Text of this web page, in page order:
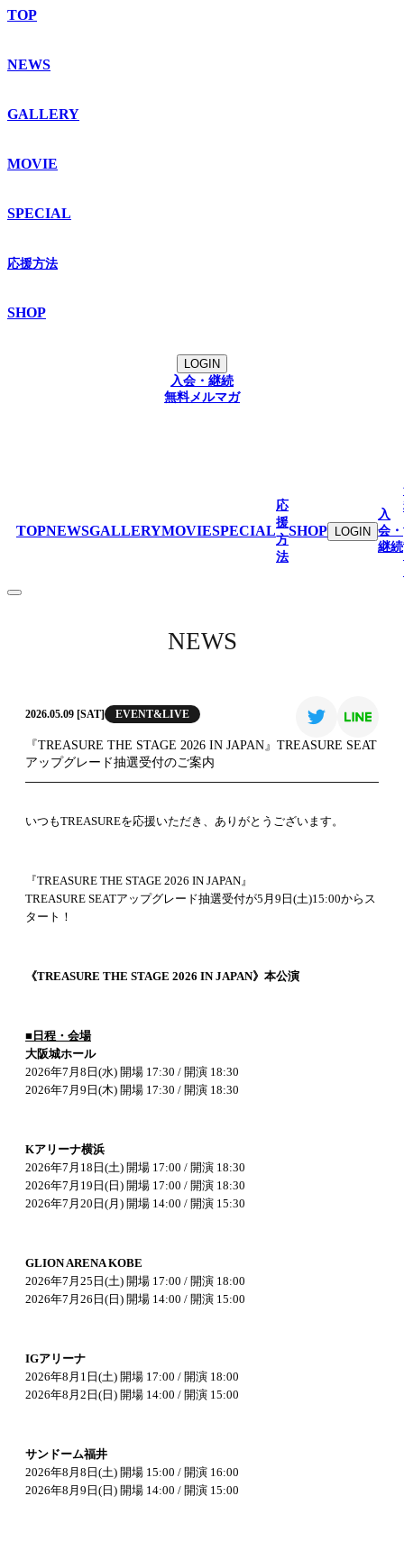
TOP
NEWS
GALLERY
MOVIE
SPECIAL
応援方法
SHOP
LOGIN
入会・継続
無料メルマガ
TOPNEWSGALLERYMOVIESPECIAL
応
援
方
法
SHOP LOGIN
入
会・
継続
NEWS
2026.05.09 [SAT] EVENT&LIVE
『TREASURE THE STAGE 2026 IN JAPAN』TREASURE SEAT
アップグレード抽選受付のご案内
いつもTREASUREを応援いただき、ありがとうございます。
『TREASURE THE STAGE 2026 IN JAPAN』
TREASURE SEATアップグレード抽選受付が5月9日(土)15:00からス
タート！
《TREASURE THE STAGE 2026 IN JAPAN》本公演
■日程・会場
大阪城ホール
2026年7月8日(水) 開場 17:30 / 開演 18:30
2026年7月9日(木) 開場 17:30 / 開演 18:30
Kアリーナ横浜
2026年7月18日(土) 開場 17:00 / 開演 18:30
2026年7月19日(日) 開場 17:00 / 開演 18:30
2026年7月20日(月) 開場 14:00 / 開演 15:30
GLION ARENA KOBE
2026年7月25日(土) 開場 17:00 / 開演 18:00
2026年7月26日(日) 開場 14:00 / 開演 15:00
IGアリーナ
2026年8月1日(土) 開場 17:00 / 開演 18:00
2026年8月2日(日) 開場 14:00 / 開演 15:00
サンドーム福井
2026年8月8日(土) 開場 15:00 / 開演 16:00
2026年8月9日(日) 開場 14:00 / 開演 15:00